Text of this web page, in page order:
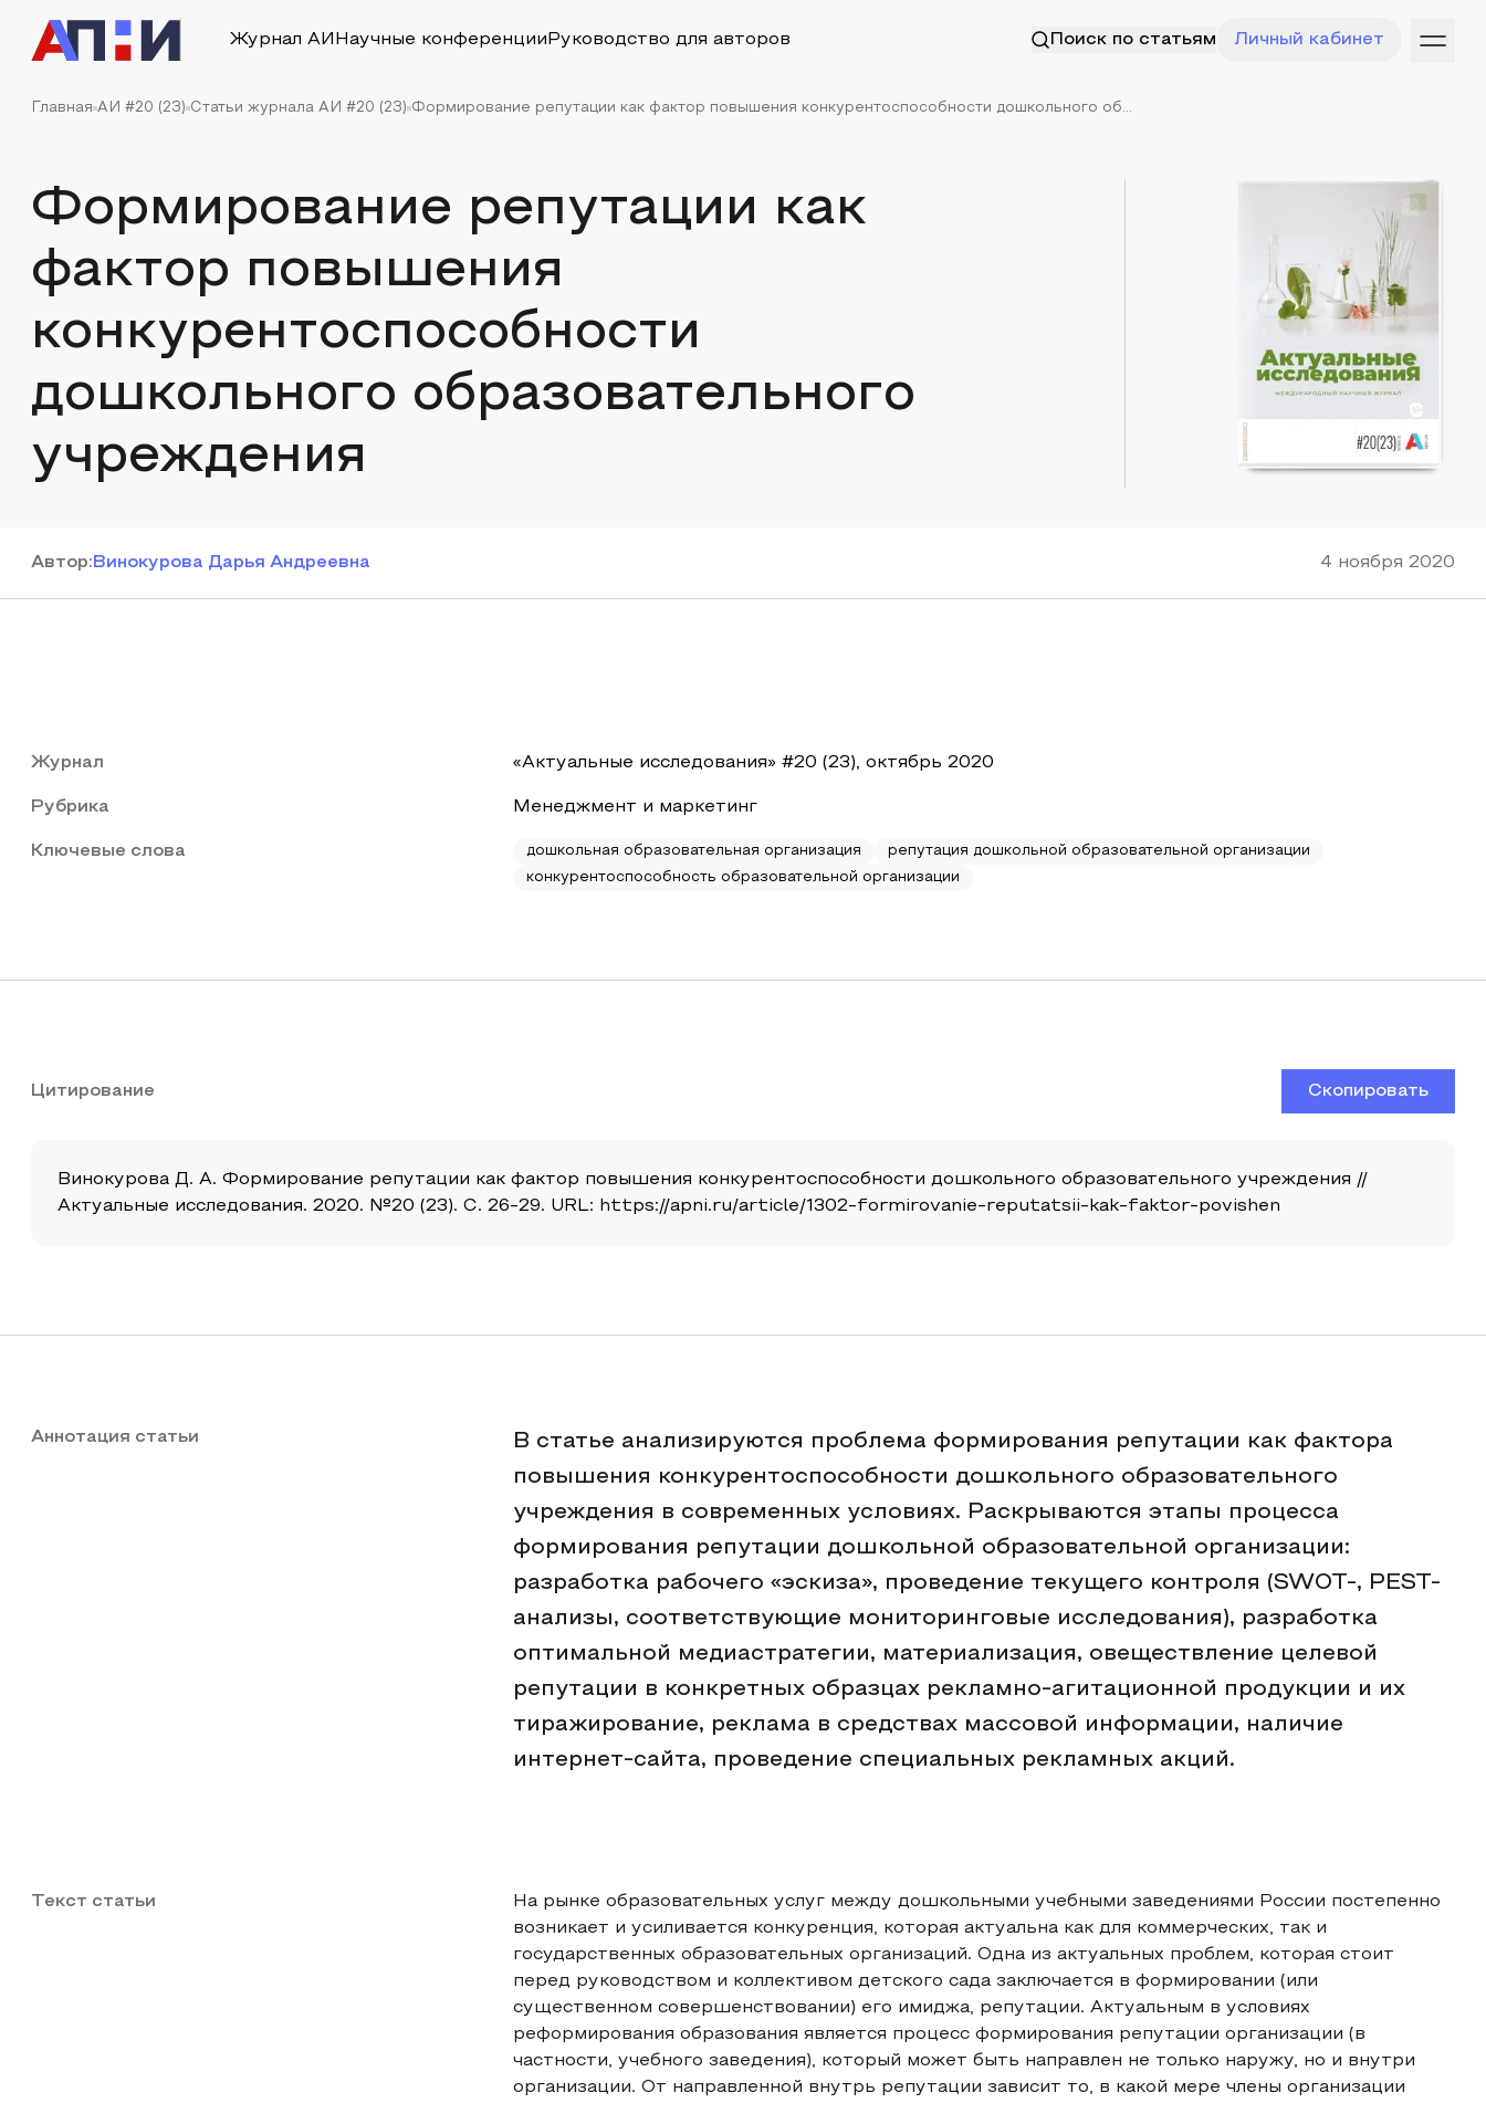
Журнал АИ Научные конференции Руководство для авторов Поиск по статьям Личный кабинет
Главная АИ #20 (23) Статьи журнала АИ #20 (23) Формирование репутации как фактор повышения конкурентоспособности дошкольного об...
Формирование репутации как
фактор повышения
конкурентоспособности
дошкольного образовательного
учреждения
Автор: Винокурова Дарья Андреевна 4 ноября 2020
Журнал «Актуальные исследования» #20 (23), октябрь 2020
Рубрика Менеджмент и маркетинг
Ключевые слова дошкольная образовательная организация
репутация дошкольной образовательной организации
конкурентоспособность образовательной организации
Цитирование Скопировать
Винокурова Д. А. Формирование репутации как фактор повышения конкурентоспособности дошкольного образовательного учреждения //
Актуальные исследования. 2020. №20 (23). С. 26-29. URL: https://apni.ru/article/1302-formirovanie-reputatsii-kak-faktor-povishen
Аннотация статьи
В статье анализируются проблема формирования репутации как фактора
повышения конкурентоспособности дошкольного образовательного
учреждения в современных условиях. Раскрываются этапы процесса
формирования репутации дошкольной образовательной организации:
разработка рабочего «эскиза», проведение текущего контроля (SWOT-, PEST-
анализы, соответствующие мониторинговые исследования), разработка
оптимальной медиастратегии, материализация, овеществление целевой
репутации в конкретных образцах рекламно-агитационной продукции и их
тиражирование, реклама в средствах массовой информации, наличие
интернет-сайта, проведение специальных рекламных акций.
Текст статьи
На рынке образовательных услуг между дошкольными учебными заведениями России постепенно
возникает и усиливается конкуренция, которая актуальна как для коммерческих, так и
государственных образовательных организаций. Одна из актуальных проблем, которая стоит
перед руководством и коллективом детского сада заключается в формировании (или
существенном совершенствовании) его имиджа, репутации. Актуальным в условиях
реформирования образования является процесс формирования репутации организации (в
частности, учебного заведения), который может быть направлен не только наружу, но и внутри
организации. От направленной внутрь репутации зависит то, в какой мере члены организации